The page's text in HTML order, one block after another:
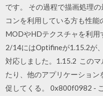
です。 その過程で描画処理
コンを利用している方も性
MODやHDテクスチャを利用
2/14にはOptifineが1.15.2が
対応しました。1.15.2 このマ
たり、他のアプリケーショ
促してくる。 0x800f0982 -